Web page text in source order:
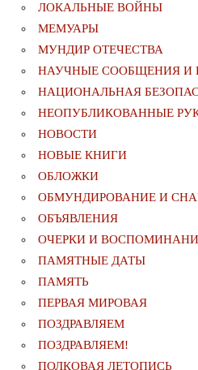
ЛОКАЛЬНЫЕ ВОЙНЫ
МЕМУАРЫ
МУНДИР ОТЕЧЕСТВА
НАУЧНЫЕ СООБЩЕНИЯ И
НАЦИОНАЛЬНАЯ
НЕОПУБЛИКОВАННЫЕ
НОВОСТИ
НОВЫЕ КНИГИ
ОБЛОЖКИ
ОБМУНДИРОВАНИЕ И
ОБЪЯВЛЕНИЯ
ОЧЕРКИ И
ПАМЯТНЫЕ ДАТЫ
ПАМЯТЬ
ПЕРВАЯ МИРОВАЯ
ПОЗДРАВЛЯЕМ
ПОЗДРАВЛЯЕМ!
ПОЛКОВАЯ ЛЕТОПИСЬ